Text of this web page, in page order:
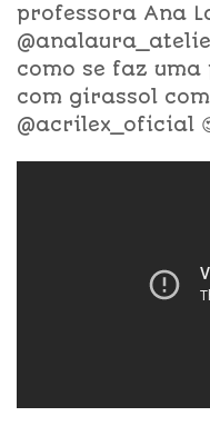
professora Ana
como se faz
com girassol
@acrilex_oficial